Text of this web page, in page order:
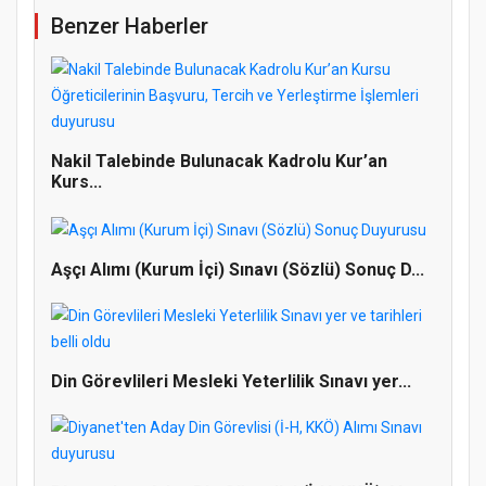
Doğanyol'da Temel Dini Bilgiler Sınavı
Benzer Haberler
Nakil Talebinde Bulunacak Kadrolu Kur’an
Kurs...
Aşçı Alımı (Kurum İçi) Sınavı (Sözlü) Sonuç D...
Din Görevlileri Mesleki Yeterlilik Sınavı yer...